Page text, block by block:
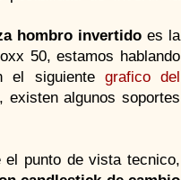
hombro invertidoes la
50, estamos hablando
el siguiente grafico del
existen algunos soportes
el punto de vista tecnico,